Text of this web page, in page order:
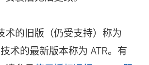
术的旧版（仍受支持）称为
术的最新版本称为 ATR。有